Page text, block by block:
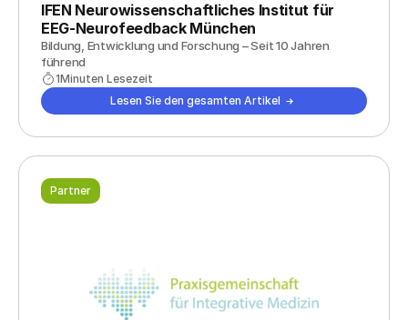
IFEN Neurowissenschaftliches Institut für
EEG-Neurofeedback München
Bildung, Entwicklung und Forschung – Seit 10 Jahren
führend
1Minuten Lesezeit
Lesen Sie den gesamten Artikel
Partner